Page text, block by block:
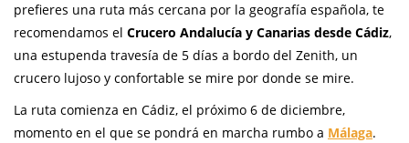
prefieres una ruta más cercana por la geografía española, te
recomendamos el Crucero Andalucía y Canarias desde Cádiz,
una estupenda travesía de 5 días a bordo del Zenith, un
crucero lujoso y confortable se mire por donde se mire.
La ruta comienza en Cádiz, el próximo 6 de diciembre,
momento en el que se pondrá en marcha rumbo a Málaga.